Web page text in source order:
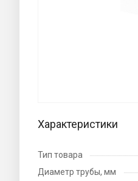
Характеристики
Тип товара
Диаметр трубы, мм